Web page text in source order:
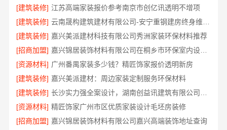
[建筑装修] 江苏高端家装报价参考南京市创亿讯透明不增项
[建筑装修]
云南晟构建筑建材有限公司-安宁重钢建房终身维保，安心入住
[建筑装修] 嘉兴美派建材科技有限公司秀洲家装环保材料推荐
[招商加盟]
嘉兴锦居装饰材料有限公司在桐乡市环保室内设计口碑如何
[资源材料] 广州番禺家装多少钱？精匠饰家报价透明新房
[建筑装修] 嘉兴美派建材：周边家装定制服务环保材料
[建筑装修]
[资源材料] 精匠饰家广州市区优质家装设计毛坯房装修
[招商加盟] 嘉兴锦居装饰材料有限公司嘉兴高端装饰地址查询